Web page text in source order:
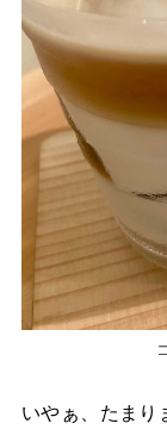
いやぁ、たま